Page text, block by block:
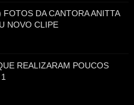
DA CANTORA ANITTA
NOVO CLIPE
REALIZARAM POUCOS